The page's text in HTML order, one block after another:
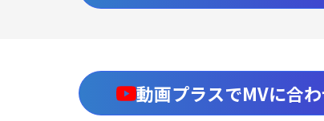
動画プラスでMVに合